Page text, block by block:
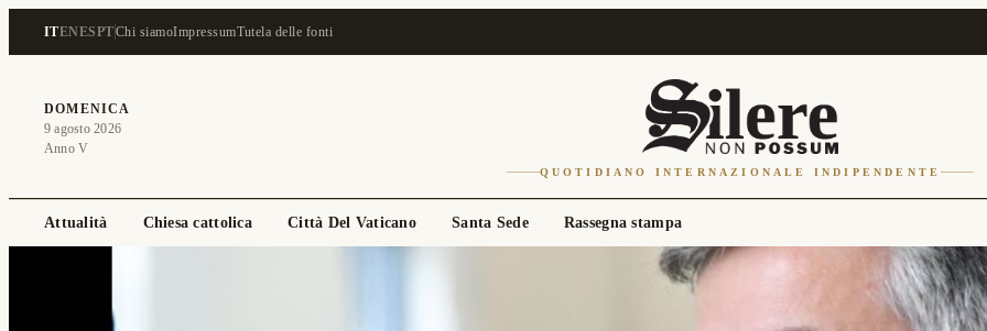
ITENESPTChi siamoImpressumTutela delle fonti
DOMENICA
9 agosto 2026
Anno V
QUOTIDIANO INTERNAZIONALE INDIPENDENTE
Attualità Chiesa cattolica Città Del Vaticano Santa Sede Rassegna stampa